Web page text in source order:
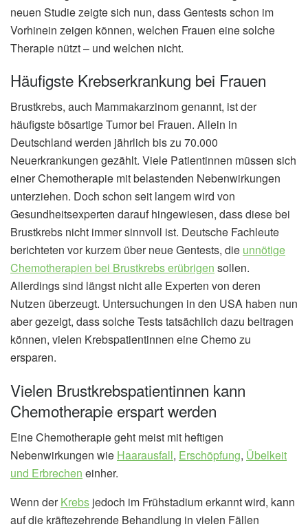
neuen Studie zeigte sich nun, dass Gentests schon im
Vorhinein zeigen können, welchen Frauen eine solche
Therapie nützt – und welchen nicht.
Häufigste Krebserkrankung bei Frauen
Brustkrebs, auch Mammakarzinom genannt, ist der
häufigste bösartige Tumor bei Frauen. Allein in
Deutschland werden jährlich bis zu 70.000
Neuerkrankungen gezählt. Viele Patientinnen müssen sich
einer Chemotherapie mit belastenden Nebenwirkungen
unterziehen. Doch schon seit langem wird von
Gesundheitsexperten darauf hingewiesen, dass diese bei
Brustkrebs nicht immer sinnvoll ist. Deutsche Fachleute
berichteten vor kurzem über neue Gentests, die unnötige
Chemotherapien bei Brustkrebs erübrigen sollen.
Allerdings sind längst nicht alle Experten von deren
Nutzen überzeugt. Untersuchungen in den USA haben nun
aber gezeigt, dass solche Tests tatsächlich dazu beitragen
können, vielen Krebspatientinnen eine Chemo zu
ersparen.
Vielen Brustkrebspatientinnen kann
Chemotherapie erspart werden
Eine Chemotherapie geht meist mit heftigen
Nebenwirkungen wie Haarausfall, Erschöpfung, Übelkeit
und Erbrechen einher.
Wenn derKrebs jedoch im Frühstadium erkannt wird, kann
auf die kräftezehrende Behandlung in vielen Fällen